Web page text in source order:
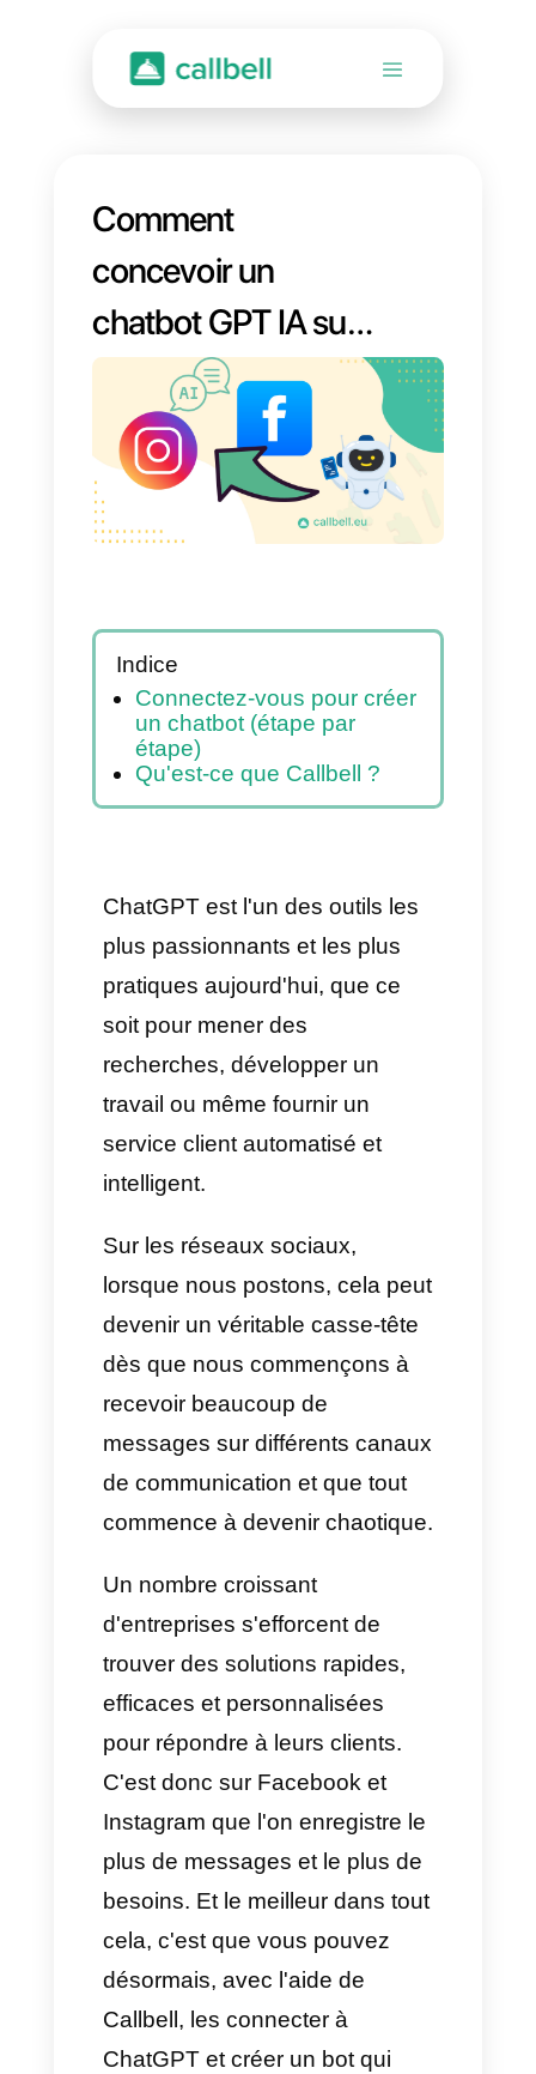
Comment
concevoir un
chatbot GPT IA sur
Instagram Direct et
Facebook
Indice
étape)
Qu'est-ce que Callbell ?
ChatGPT est l'un des outils les
plus passionnants et les plus
soit pour mener des
recherches, développer un
travail ou même fournir un
service client automatisé et
intelligent.
Sur les réseaux sociaux,
lorsque nous postons, cela peut
devenir un véritable casse-tête
dès que nous commençons à
recevoir beaucoup de
messages sur différents canaux
de communication et que tout
commence à devenir chaotique.
Un nombre croissant
d'entreprises s'efforcent de
trouver des solutions rapides,